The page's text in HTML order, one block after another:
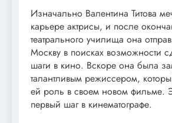
Изначально Валентина Титова
карьере актрисы, и после
театрального училища она
Москву в поисках возможности
шаги в кино. Вскоре она была
талантливым режиссером,
ей роль в своем новом фильме.
первый шаг в кинематографе.